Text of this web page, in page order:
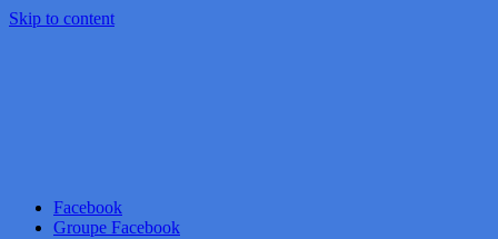
Skip to content
Facebook
Groupe Facebook